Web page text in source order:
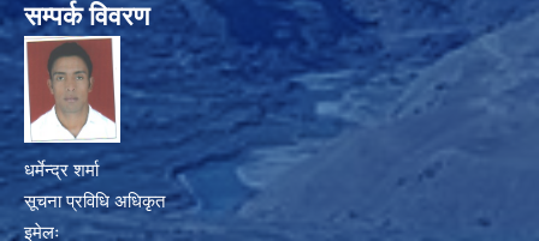
सम्पर्क विवरण
धर्मेन्द्र शर्मा
सूचना प्रविधि अधिकृत
इमेलः